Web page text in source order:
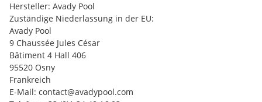
Hersteller: Avady Pool
Zuständige Niederlassung in der EU:
Avady Pool
9 Chaussée Jules César
Bâtiment 4 Hall 406
95520 Osny
Frankreich
E-Mail: contact@avadypool.com